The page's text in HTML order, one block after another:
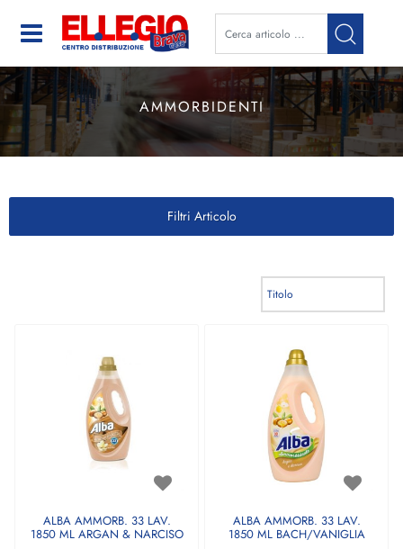
Open
AMMORBIDENTI
Filtri Articolo
ALBA AMMORB. 33 LAV.
1850 ML ARGAN & NARCISO
ALBA AMMORB. 33 LAV.
1850 ML BACH/VANIGLIA